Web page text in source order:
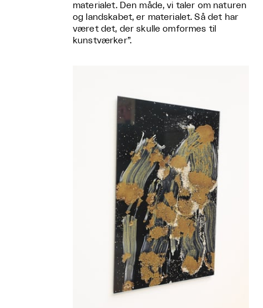
materialet. Den måde, vi taler om naturen
og landskabet, er materialet. Så det har
været det, der skulle omformes til
kunstværker”.